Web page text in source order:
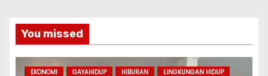
You missed
EKONOMI GAYAHIDUP HIBURAN
LINGKUNGAN HIDUP